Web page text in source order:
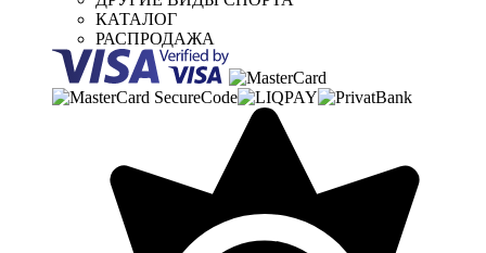
КАТАЛОГ
РАСПРОДАЖА